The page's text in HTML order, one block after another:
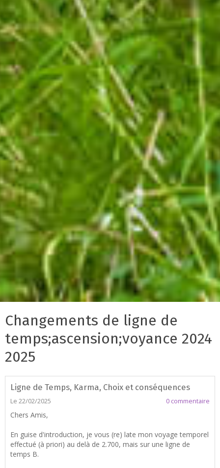
Changements de ligne de
temps;ascension;voyance 2024
2025
Ligne de Temps, Karma, Choix et conséquences
Le 22/02/2025 0 commentaire
Chers Amis,
En guise d'introduction, je vous (re) late mon voyage temporel
effectué (à priori) au delà de 2.700, mais sur une ligne de
temps B.